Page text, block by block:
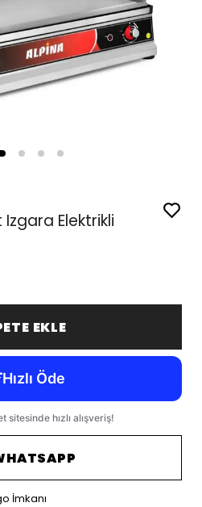
Elektrikli
EKLE
İmkanı